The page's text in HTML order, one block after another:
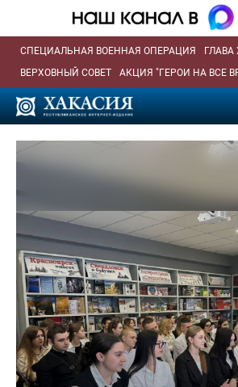
СПЕЦИАЛЬНАЯ ВОЕННАЯ ОПЕРАЦИЯ
ВЕРХОВНЫЙ СОВЕТ
АКЦИЯ "ГЕРОИ НА ВСЕ